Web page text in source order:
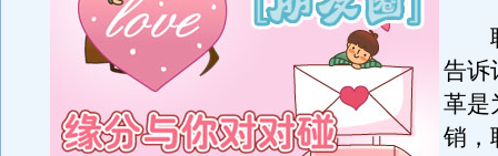
联
告诉
革是
销，